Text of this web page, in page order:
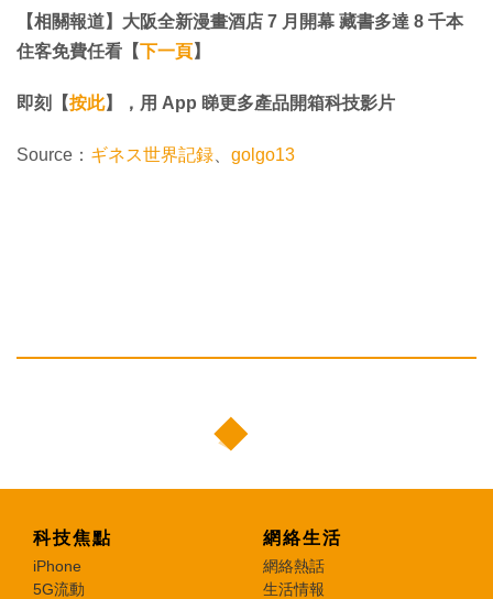
【相關報道】大阪全新漫畫酒店 7 月開幕 藏書多達 8 千本
住客免費任看【下一頁】
即刻【按此】，用 App 睇更多產品開箱科技影片
Source： ギネス世界記録 golgo13
科技焦點
iPhone
5G流動
網絡生活
網絡熱話
生活情報